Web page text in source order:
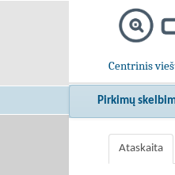
Centrinis
Pirkimų
Ataskaita